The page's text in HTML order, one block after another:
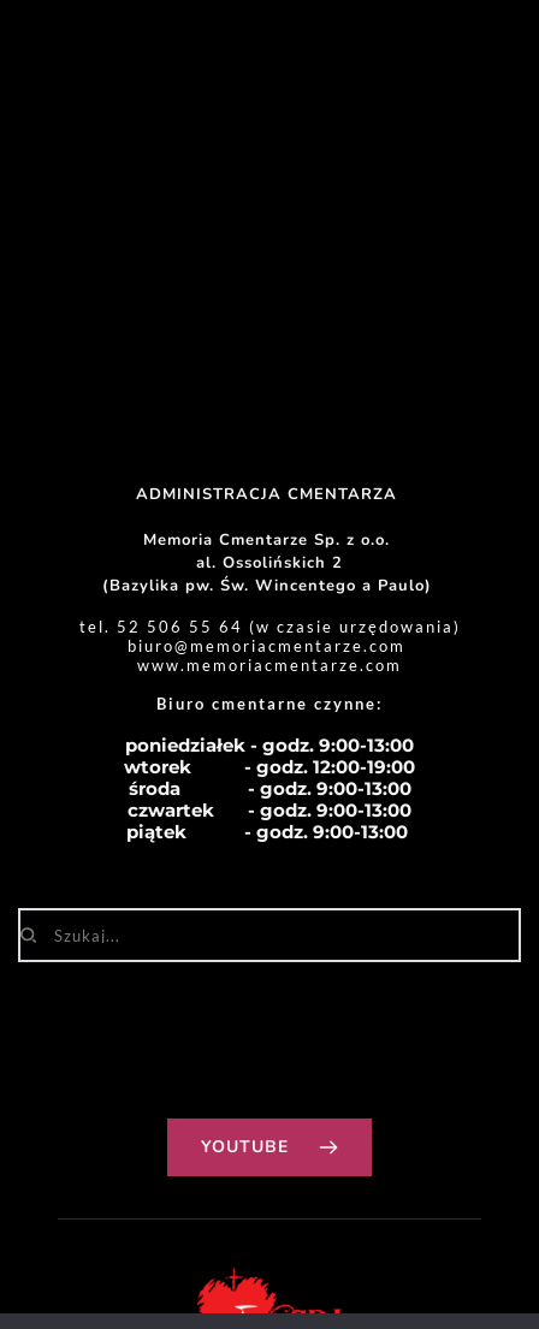
ADMINISTRACJA CMENTARZA
Memoria Cmentarze Sp. z o.o.
al. Ossolińskich 2
(Bazylika pw. Św. Wincentego a Paulo)
tel. 52 506 55 64 (w czasie urzędowania)
biuro@memoriacmentarze.com
www.memoriacmentarze.com
Biuro cmentarne czynne:
poniedziałek - godz. 9:00-13:00
wtorek           - godz. 12:00-19:00
środa              - godz. 9:00-13:00
czwartek       - godz. 9:00-13:00
piątek            - godz. 9:00-13:00
YOUTUBE